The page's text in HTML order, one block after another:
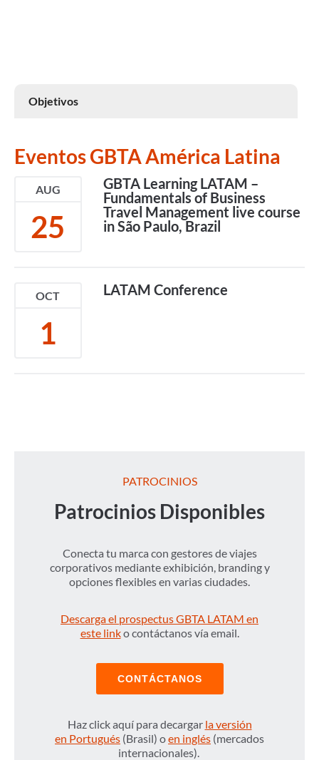
Objetivos
Eventos GBTA América Latina
AUG
25
GBTA Learning LATAM –
Fundamentals of Business
Travel Management live course
in São Paulo, Brazil
OCT
1
LATAM Conference
PATROCINIOS
Patrocinios Disponibles
Conecta tu marca con gestores de viajes
corporativos mediante exhibición, branding y
opciones flexibles en varias ciudades.
Descarga el prospectus GBTA LATAM en
este linko contáctanos vía email.
CONTÁCTANOS
Haz click aquí para decargar la versión
en Portugués (Brasil) oen inglés (mercados
internacionales).